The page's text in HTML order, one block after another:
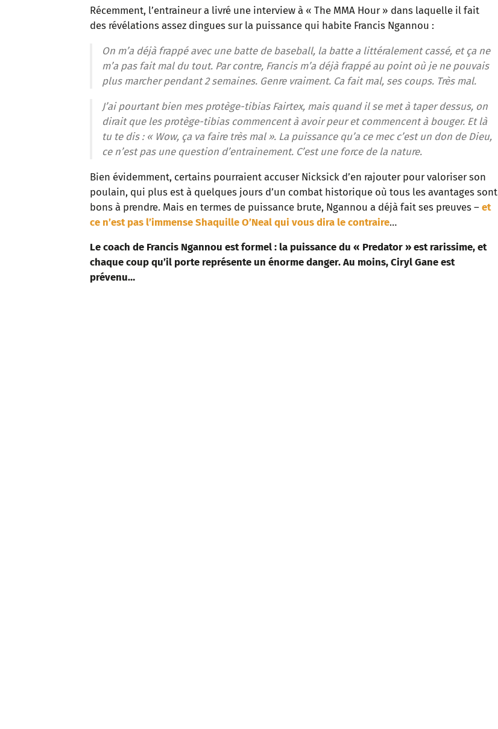
Récemment, l’entraineur a livré une interview à « The MMA Hour » dans laquelle il fait
des révélations assez dingues sur la puissance qui habite Francis Ngannou :
On m’a déjà frappé avec une batte de baseball, la batte a littéralement cassé, et ça ne
m’a pas fait mal du tout. Par contre, Francis m’a déjà frappé au point où je ne pouvais
plus marcher pendant 2 semaines. Genre vraiment. Ca fait mal, ses coups. Très mal.
J’ai pourtant bien mes protège-tibias Fairtex, mais quand il se met à taper dessus, on
dirait que les protège-tibias commencent à avoir peur et commencent à bouger. Et là
tu te dis : « Wow, ça va faire très mal ». La puissance qu’a ce mec c’est un don de Dieu,
ce n’est pas une question d’entrainement. C’est une force de la nature.
Bien évidemment, certains pourraient accuser Nicksick d’en rajouter pour valoriser son
poulain, qui plus est à quelques jours d’un combat historique où tous les avantages sont
bons à prendre. Mais en termes de puissance brute, Ngannou a déjà fait ses preuves – et
ce n’est pas l’immense Shaquille O’Neal qui vous dira le contraire…
Le coach de Francis Ngannou est formel : la puissance du « Predator » est rarissime, et
chaque coup qu’il porte représente un énorme danger. Au moins, Ciryl Gane est
prévenu…